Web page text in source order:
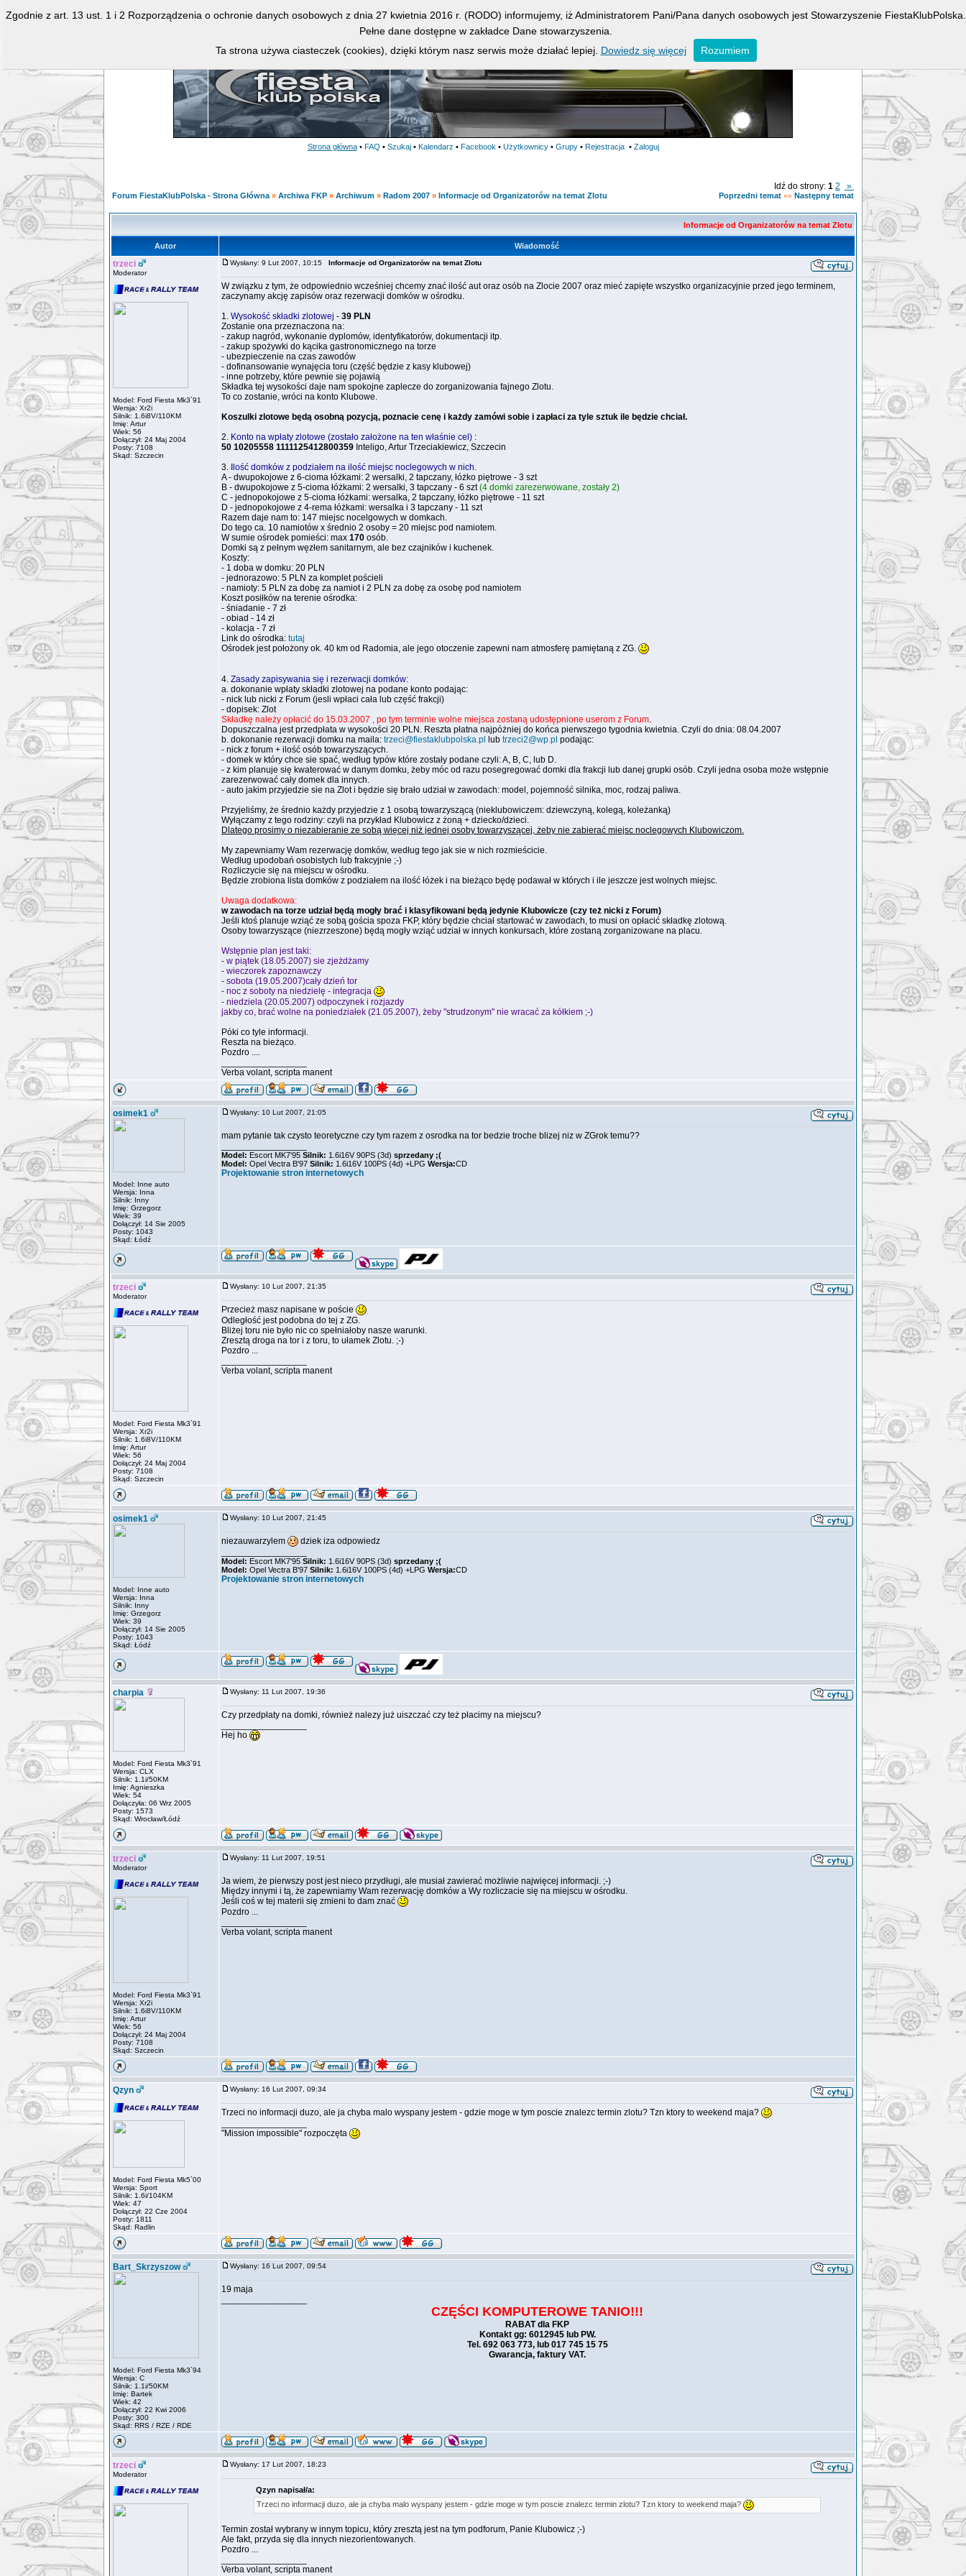
Strona główna • FAQ • Szukaj • Kalendarz • Facebook • Użytkownicy • Grupy • Rejestracja • Zaloguj
Forum FiestaKlubPolska - Strona Główna » Archiwa FKP » Archiwum » Radom 2007 » Informacje od Organizatorów na temat Zlotu
Idź do strony: 1 2 »
Poprzedni temat «» Następny temat
Informacje od Organizatorów na temat Zlotu
Autor Wiadomość
trzeci
Moderator
Model: Ford Fiesta Mk3`91
Wersja: Xr2i
Silnik: 1.6i8V/110KM
Imię: Artur
Wiek: 56
Dołączył: 24 Maj 2004
Posty: 7108
Skąd: Szczecin
Wysłany: 9 Lut 2007, 10:15 Informacje od Organizatorów na temat Zlotu
W związku z tym, że odpowiednio wcześniej chcemy znać ilość aut oraz osób na Zlocie 2007 oraz mieć zapięte wszystko organizacyjnie przed jego terminem,
zaczynamy akcję zapisów oraz rezerwacji domków w ośrodku.
1. Wysokość składki zlotowej - 39 PLN
Zostanie ona przeznaczona na:
- zakup nagród, wykonanie dyplomów, identyfikatorów, dokumentacji itp.
- zakup spożywki do kącika gastronomicznego na torze
- ubezpieczenie na czas zawodów
- dofinansowanie wynajęcia toru (część będzie z kasy klubowej)
- inne potrzeby, które pewnie się pojawią
Składka tej wysokości daje nam spokojne zaplecze do zorganizowania fajnego Zlotu.
To co zostanie, wróci na konto Klubowe.
Koszulki zlotowe będą osobną pozycją, poznacie cenę i każdy zamówi sobie i zapłaci za tyle sztuk ile będzie chciał.
2. Konto na wpłaty zlotowe (zostało założone na ten właśnie cel) :
50 10205558 1111125412800359 Inteligo, Artur Trzeciakiewicz, Szczecin
3.
Ilość domków z podziałem na ilość miejsc noclegowych w nich.
A - dwupokojowe z 6-cioma łóżkami: 2 wersalki, 2 tapczany, łóżko piętrowe - 3 szt
B - dwupokojowe z 5-cioma łóżkami: 2 wersalki, 3 tapczany - 6 szt(4 domki zarezerwowane, zostały 2)
C - jednopokojowe z 5-cioma łóżkami: wersalka, 2 tapczany, łóżko piętrowe - 11 szt
D - jednopokojowe z 4-rema łóżkami: wersalka i 3 tapczany - 11 szt
Razem daje nam to: 147 miejsc nocelgowych w domkach.
Do tego ca. 10 namiotów x średnio 2 osoby = 20 miejsc pod namiotem.
W sumie ośrodek pomieści: max 170 osób.
Domki są z pełnym węzłem sanitarnym, ale bez czajników i kuchenek.
Koszty:
- 1 doba w domku: 20 PLN
- jednorazowo: 5 PLN za komplet pościeli
- namioty: 5 PLN za dobę za namiot i 2 PLN za dobę za osobę pod namiotem
Koszt posiłków na terenie ośrodka:
- śniadanie - 7 zł
- obiad - 14 zł
- kolacja - 7 zł
Link do ośrodka: tutaj
Ośrodek jest położony ok. 40 km od Radomia, ale jego otoczenie zapewni nam atmosferę pamiętaną z ZG.
4. Zasady zapisywania się i rezerwacji domków:
a. dokonanie wpłaty składki zlotowej na podane konto podając:
- nick lub nicki z Forum (jesli wpłaci cała lub część frakcji)
- dopisek: Zlot
Składkę należy opłacić do 15.03.2007 , po tym terminie wolne miejsca zostaną udostępnione userom z Forum.
Dopuszczalna jest przedpłata w wysokości 20 PLN. Reszta płatna najpóżniej do końca pierwszego tygodnia kwietnia. Czyli do dnia: 08.04.2007
b. dokonanie rezerwacji domku na maila: trzeci@fiestaklubpolska.pl lub trzeci2@wp.pl podając:
- nick z forum + ilość osób towarzyszących.
- domek w który chce sie spać, według typów które zostały podane czyli: A, B, C, lub D.
- z kim planuje się kwaterować w danym domku, żeby móc od razu posegregować domki dla frakcji lub danej grupki osób. Czyli jedna osoba może wstępnie
zarezerwować cały domek dla innych.
- auto jakim przyjedzie sie na Zlot i będzie się brało udział w zawodach: model, pojemność silnika, moc, rodzaj paliwa.
Przyjeliśmy, że średnio każdy przyjedzie z 1 osobą towarzyszącą (nieklubowiczem: dziewczyną, kolegą, koleżanką)
Wyłączamy z tego rodziny: czyli na przykład Klubowicz z żoną + dziecko/dzieci.
Dlatego prosimy o niezabieranie ze sobą więcej niż jednej osoby towarzyszącej, żeby nie zabierać miejsc noclegowych Klubowiczom.
My zapewniamy Wam rezerwację domków, według tego jak sie w nich rozmieścicie.
Według upodobań osobistych lub frakcyjnie ;-)
Rozliczycie się na miejscu w ośrodku.
Będzie zrobiona lista domków z podziałem na ilość łóżek i na bieżąco będę podawał w których i ile jeszcze jest wolnych miejsc.
Uwaga dodatkowa:
w zawodach na torze udział będą mogły brać i klasyfikowani będą jedynie Klubowicze (czy też nicki z Forum)
Jeśli ktoś planuje wziąć ze sobą gościa spoza FKP, który będzie chciał startować w zawodach, to musi on opłacić składkę zlotową.
Osoby towarzyszące (niezrzeszone) będą mogły wziąć udział w innych konkursach, które zostaną zorganizowane na placu.
Wstępnie plan jest taki:
- w piątek (18.05.2007) sie zjeżdżamy
- wieczorek zapoznawczy
- sobota (19.05.2007)cały dzień tor
- noc z soboty na niedzielę - integracja
- niedziela (20.05.2007) odpoczynek i rozjazdy
jakby co, brać wolne na poniedziałek (21.05.2007), żeby "strudzonym" nie wracać za kółkiem ;-)
Póki co tyle informacji.
Reszta na bieżąco.
Pozdro ....
Verba volant, scripta manent
osimek1
Model: Inne auto
Wersja: Inna
Silnik: Inny
Imię: Grzegorz
Wiek: 39
Dołączył: 14 Sie 2005
Posty: 1043
Skąd: Łódź
Wysłany: 10 Lut 2007, 21:05
mam pytanie tak czysto teoretyczne czy tym razem z osrodka na tor bedzie troche blizej niz w ZGrok temu??
Model: Escort MK7'95 Silnik: 1.6i16V 90PS (3d) sprzedany ;(
Model: Opel Vectra B'97 Silnik: 1.6i16V 100PS (4d) +LPG Wersja:CD
Projektowanie stron internetowych
trzeci
Moderator
Model: Ford Fiesta Mk3`91
Wersja: Xr2i
Silnik: 1.6i8V/110KM
Imię: Artur
Wiek: 56
Dołączył: 24 Maj 2004
Posty: 7108
Skąd: Szczecin
Wysłany: 10 Lut 2007, 21:35
Przecież masz napisane w poście
Odległość jest podobna do tej z ZG.
Bliżej toru nie było nic co spełniałoby nasze warunki.
Zresztą droga na tor i z toru, to ułamek Zlotu. ;-)
Pozdro ...
Verba volant, scripta manent
osimek1
Model: Inne auto
Wersja: Inna
Silnik: Inny
Imię: Grzegorz
Wiek: 39
Dołączył: 14 Sie 2005
Posty: 1043
Skąd: Łódź
Wysłany: 10 Lut 2007, 21:45
niezauwarzylem
dziek iza odpowiedz
Model: Escort MK7'95 Silnik: 1.6i16V 90PS (3d) sprzedany ;(
Model: Opel Vectra B'97 Silnik: 1.6i16V 100PS (4d) +LPG Wersja:CD
Projektowanie stron internetowych
charpia
Model: Ford Fiesta Mk3`91
Wersja: CLX
Silnik: 1.1i/50KM
Imię: Agnieszka
Wiek: 54
Dołączyła: 06 Wrz 2005
Posty: 1573
Skąd: Wrocław/Łódź
Wysłany: 11 Lut 2007, 19:36
Czy przedpłaty na domki, również nalezy już uiszczać czy też płacimy na miejscu?
Hej ho
trzeci
Moderator
Model: Ford Fiesta Mk3`91
Wersja: Xr2i
Silnik: 1.6i8V/110KM
Imię: Artur
Wiek: 56
Dołączył: 24 Maj 2004
Posty: 7108
Skąd: Szczecin
Wysłany: 11 Lut 2007, 19:51
Ja wiem, że pierwszy post jest nieco przydługi, ale musiał zawierać możliwie najwięcej informacji. ;-)
Między innymi i tą, że zapewniamy Wam rezerwację domków a Wy rozliczacie się na miejscu w ośrodku.
Jeśli coś w tej materii się zmieni to dam znać
Pozdro ...
Verba volant, scripta manent
Qzyn
Model: Ford Fiesta Mk5`00
Wersja: Sport
Silnik: 1.6i/104KM
Wiek: 47
Dołączył: 22 Cze 2004
Posty: 1811
Skąd: Radlin
Wysłany: 16 Lut 2007, 09:34
Trzeci no informacji duzo, ale ja chyba malo wyspany jestem - gdzie moge w tym poscie znalezc termin zlotu? Tzn ktory to weekend maja?
"Mission impossible" rozpoczęta
Bart_Skrzyszow
Model: Ford Fiesta Mk3`94
Wersja: C
Silnik: 1.1i/50KM
Imię: Bartek
Wiek: 42
Dołączył: 22 Kwi 2006
Posty: 300
Skąd: RRS / RZE / RDE
Wysłany: 16 Lut 2007, 09:54
19 maja
CZĘŚCI KOMPUTEROWE TANIO!!!
RABAT dla FKP
Kontakt gg: 6012945 lub PW.
Tel. 692 063 773, lub 017 745 15 75
Gwarancja, faktury VAT.
trzeci
Moderator
Wysłany: 17 Lut 2007, 18:23
Qzyn napisał/a:
Trzeci no informacji duzo, ale ja chyba malo wyspany jestem - gdzie moge w tym poscie znalezc termin zlotu? Tzn ktory to weekend maja?
Termin został wybrany w innym topicu, który zresztą jest na tym podforum, Panie Klubowicz ;-)
Ale fakt, przyda się dla innych niezorientowanych.
Pozdro ...
Verba volant, scripta manent
Zgodnie z art. 13 ust. 1 i 2 Rozporządzenia o ochronie danych osobowych z dnia 27 kwietnia 2016 r. (RODO) informujemy, iż Administratorem Pani/Pana danych osobowych jest Stowarzyszenie FiestaKlubPolska.
Pełne dane dostępne w zakładce Dane stowarzyszenia.
Ta strona używa ciasteczek (cookies), dzięki którym nasz serwis może działać lepiej. Dowiedz się więcej Rozumiem